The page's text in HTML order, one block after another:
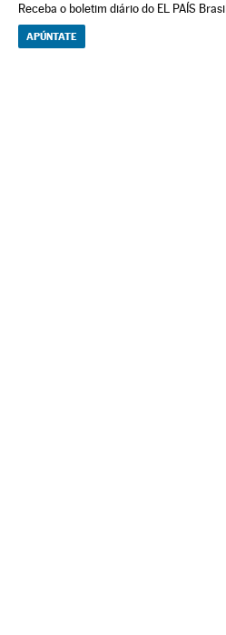
Receba o boletim diário do EL PAÍS Brasil
APÚNTATE